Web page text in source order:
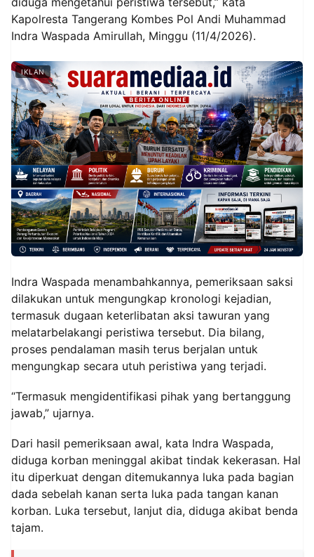
Kapolresta Tangerang Kombes Pol Andi Muhammad
Indra Waspada Amirullah, Minggu (11/4/2026).
IKLAN
Indra Waspada menambahkannya, pemeriksaan saksi
dilakukan untuk mengungkap kronologi kejadian,
termasuk dugaan keterlibatan aksi tawuran yang
melatarbelakangi peristiwa tersebut. Dia bilang,
proses pendalaman masih terus berjalan untuk
mengungkap secara utuh peristiwa yang terjadi.
“Termasuk mengidentifikasi pihak yang bertanggung
jawab,” ujarnya.
Dari hasil pemeriksaan awal, kata Indra Waspada,
diduga korban meninggal akibat tindak kekerasan. Hal
itu diperkuat dengan ditemukannya luka pada bagian
dada sebelah kanan serta luka pada tangan kanan
korban. Luka tersebut, lanjut dia, diduga akibat benda
tajam.